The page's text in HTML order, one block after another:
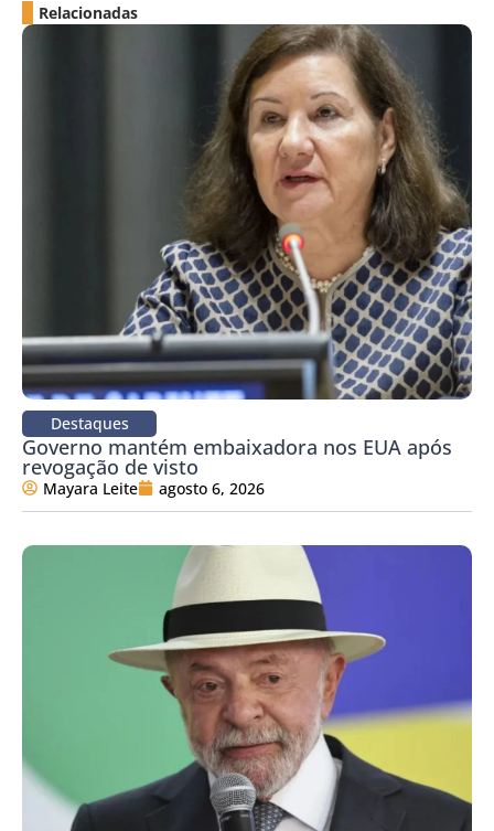
Relacionadas
Destaques
Governo mantém embaixadora nos EUA após
revogação de visto
Mayara Leite agosto 6, 2026